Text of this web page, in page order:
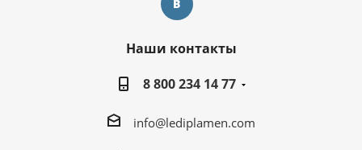
Наши контакты
8 800 234 14 77
info@lediplamen.com